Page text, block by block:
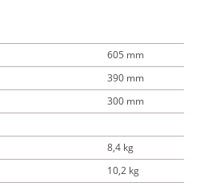
605 mm
390 mm
300 mm
8,4 kg
10,2 kg